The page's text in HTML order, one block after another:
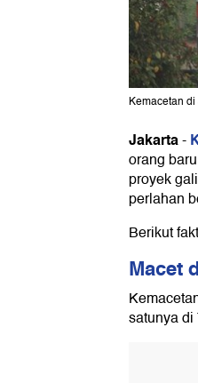
Kemacetan
Jakarta-
orang
proyek
perlahan
Berikut
Macet
satunya di